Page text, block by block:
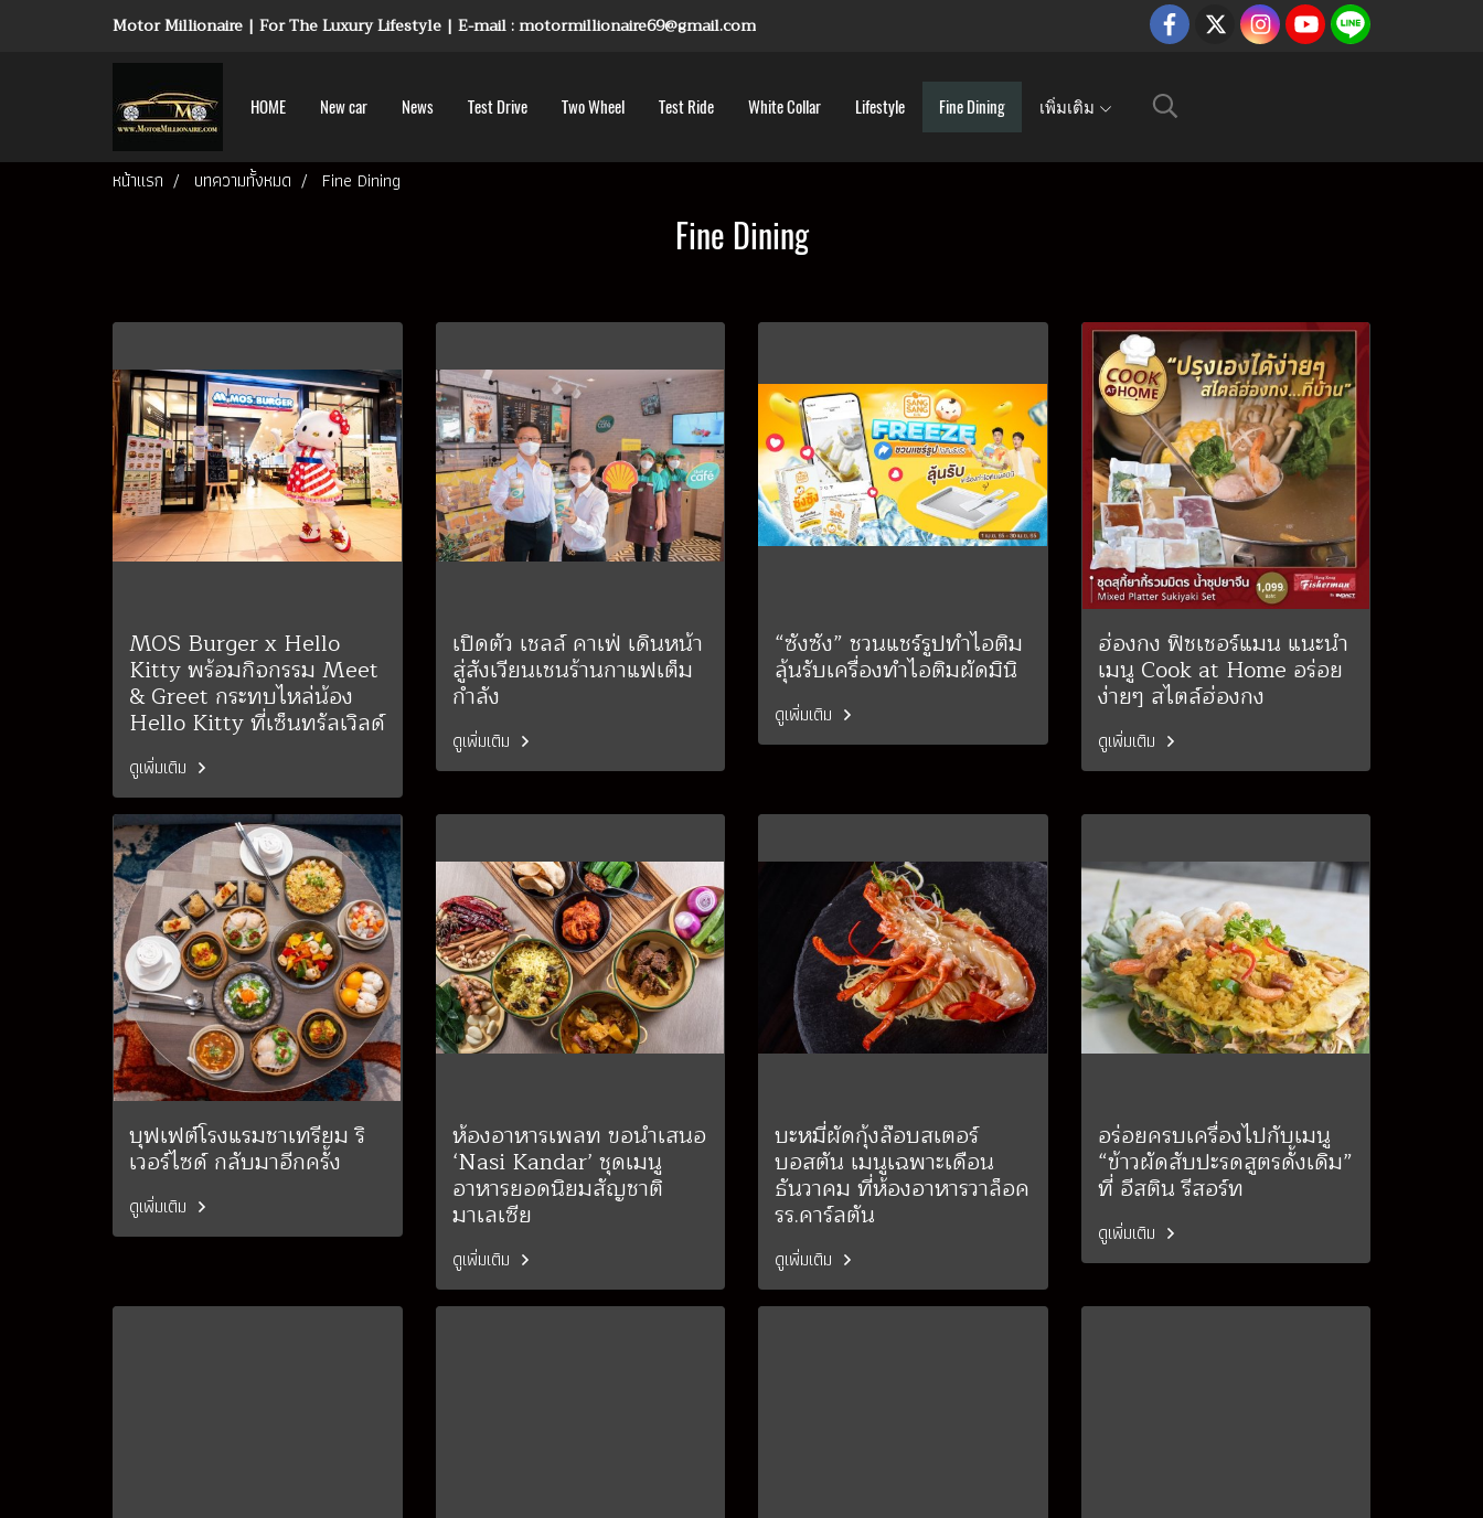
Motor Millionaire | For The Luxury Lifestyle | E-mail : motormillionaire69@gmail.com
HOME New car News Test Drive Two Wheel Test Ride White Collar Lifestyle Fine Dining เพิ่มเติม
หน้าแรก บทความทั้งหมด Fine Dining
Fine Dining
MOS Burger x Hello
Kitty พร้อมกิจกรรม Meet
& Greet กระทบไหล่น้อง
Hello Kitty ที่เซ็นทรัลเวิลด์
ดูเพิ่มเติม
เปิดตัว เชลล์ คาเฟ่ เดินหน้า
สู่สังเวียนเชนร้านกาแฟเต็ม
กำลัง
ดูเพิ่มเติม
“ซังซัง” ชวนแชร์รูปทำไอติม
ลุ้นรับเครื่องทำไอติมผัดมินิ
ดูเพิ่มเติม
ฮ่องกง ฟิชเชอร์แมน แนะนำ
เมนู Cook at Home อร่อย
ง่ายๆ สไตล์ฮ่องกง
ดูเพิ่มเติม
บุฟเฟต์โรงแรมชาเทรียม ริ
เวอร์ไซด์ กลับมาอีกครั้ง
ดูเพิ่มเติม
ห้องอาหารเพลท ขอนำเสนอ
‘Nasi Kandar’ ชุดเมนู
อาหารยอดนิยมสัญชาติ
มาเลเซีย
ดูเพิ่มเติม
บะหมี่ผัดกุ้งล๊อบสเตอร์
บอสตัน เมนูเฉพาะเดือน
ธันวาคม ที่ห้องอาหารวาล็อค
รร.คาร์ลตัน
ดูเพิ่มเติม
อร่อยครบเครื่องไปกับเมนู
“ข้าวผัดสับปะรดสูตรดั้งเดิม”
ที่ อีสติน รีสอร์ท
ดูเพิ่มเติม